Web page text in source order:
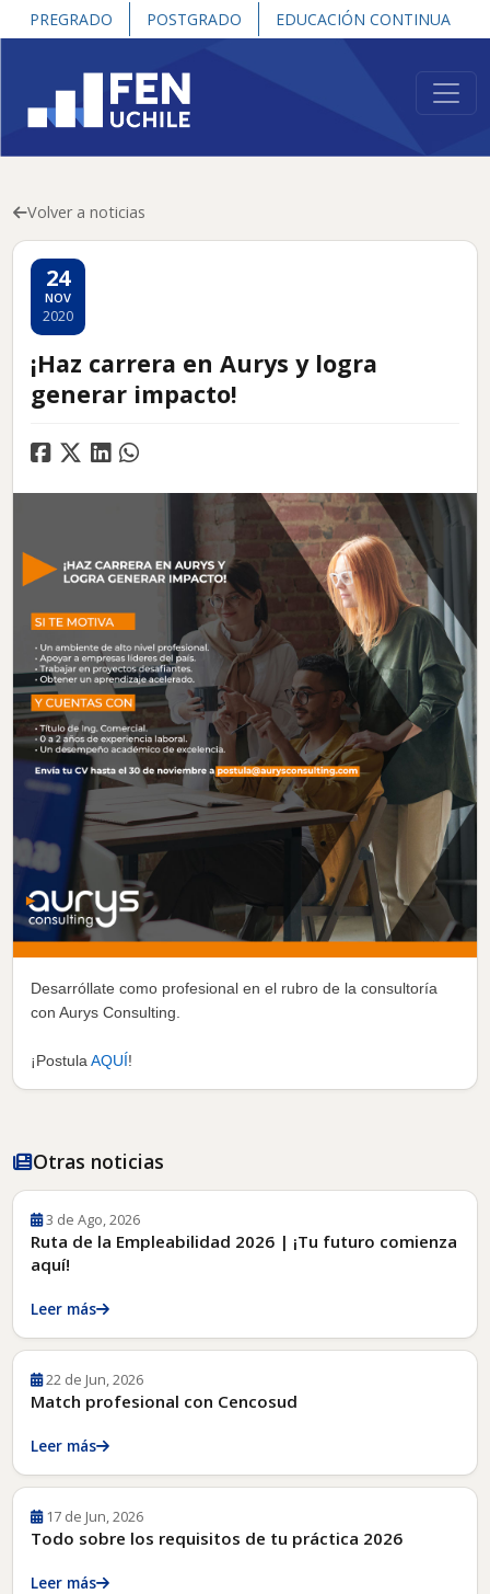
PREGRADO POSTGRADO EDUCACIÓN CONTINUA
Volver a noticias
24
NOV
2020
¡Haz carrera en Aurys y logra
generar impacto!
Desarróllate como profesional en el rubro de la consultoría
con Aurys Consulting.
¡Postula AQUÍ!
Otras noticias
3 de Ago, 2026
Ruta de la Empleabilidad 2026 | ¡Tu futuro comienza
aquí!
Leer más
22 de Jun, 2026
Match profesional con Cencosud
Leer más
17 de Jun, 2026
Todo sobre los requisitos de tu práctica 2026
Leer más